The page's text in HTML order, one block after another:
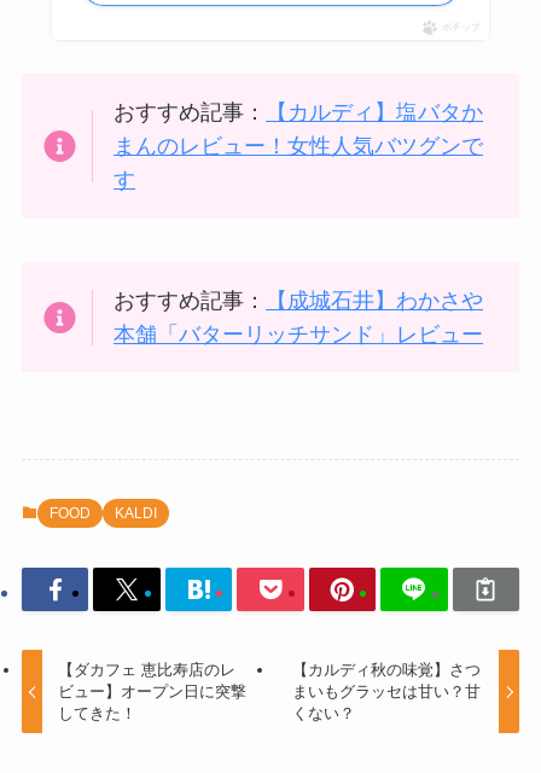
ポチップ
おすすめ記事：
【カルディ】塩バタか
まんのレビュー！女性人気バツグンで
す
おすすめ記事：
【成城石井】わかさや
本舗「バターリッチサンド」レビュー
FOOD KALDI
【ダカフェ 恵比寿店のレ
ビュー】オープン日に突撃
してきた！
【カルディ秋の味覚】さつ
まいもグラッセは甘い？甘
くない？